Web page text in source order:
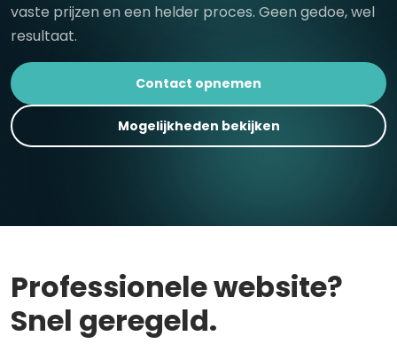
vaste prijzen en een helder proces. Geen gedoe, wel
resultaat.
Contact opnemen
Mogelijkheden bekijken
Professionele website?
Snel geregeld.